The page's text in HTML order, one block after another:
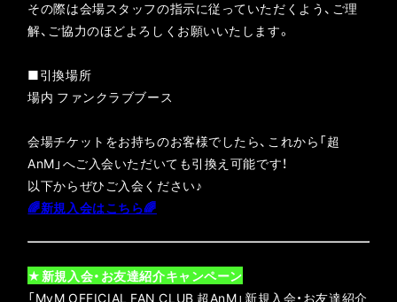
その際は会場スタッフの指示に従っていただくよう、ご理
解、ご協力のほどよろしくお願いいたします。
■引換場所
場内 ファンクラブブース
会場チケットをお持ちのお客様でしたら、これから「超
AnM」へご入会いただいても引換え可能です！
以下からぜひご入会ください♪
🌈新規入会はこちら🌈
★新規入会・お友達紹介キャンペーン
「MyM OFFICIAL FAN CLUB 超AnM」新規入会・お友達紹介